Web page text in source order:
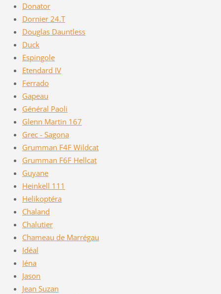
Donator
Dornier 24.T
Douglas Dauntless
Duck
Espingole
Etendard IV
Ferrado
Gapeau
Général Paoli
Glenn Martin 167
Grec - Sagona
Grumman F4F Wildcat
Grumman F6F Hellcat
Guyane
Heinkell 111
Helikoptéra
Chaland
Chalutier
Chameau de Marrégau
Idéal
Iéna
Jason
Jean Suzan